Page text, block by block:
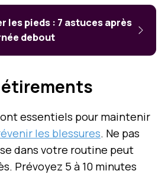
les pieds : 7 astuces après
debout
essentiels pour maintenir
les blessures. Ne pas
dans votre routine peut
Prévoyez 5 à 10 minutes